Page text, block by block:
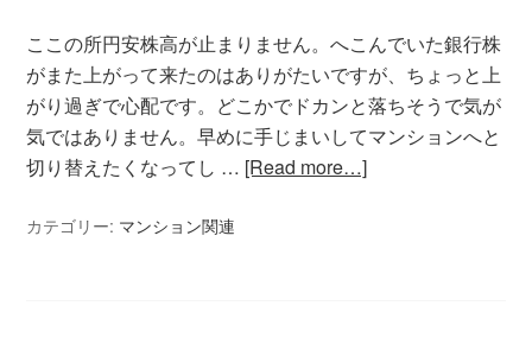
ここの所円安株高が止まりません。へこんでいた銀行株
がまた上がって来たのはありがたいですが、ちょっと上
がり過ぎで心配です。どこかでドカンと落ちそうで気が
気ではありません。早めに手じまいしてマンションへと
切り替えたくなってし … [Read more…]
カテゴリー: マンション関連